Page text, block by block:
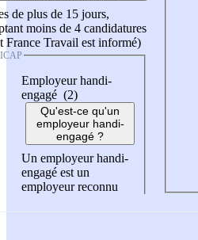
de plus de 15 jours,
moins de 4 candidatures
France Travail est informé)
Employeur handi-
engagé (2)
Qu'est-ce qu'un
employeur handi-
engagé ?
Un employeur handi-
engagé est un
employeur reconnu